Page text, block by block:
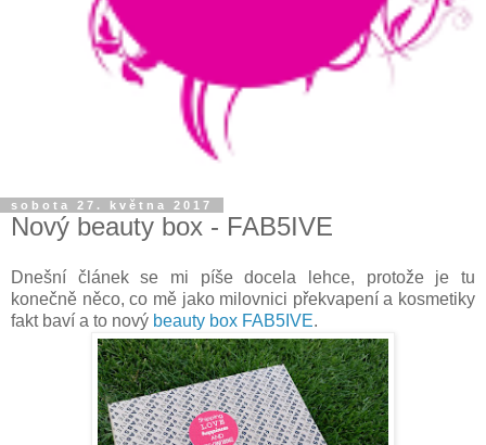
sobota 27. května 2017
Nový beauty box - FAB5IVE
Dnešní článek se mi píše docela lehce, protože je tu
konečně něco, co mě jako milovnici překvapení a kosmetiky
fakt baví a to nový beauty box FAB5IVE.